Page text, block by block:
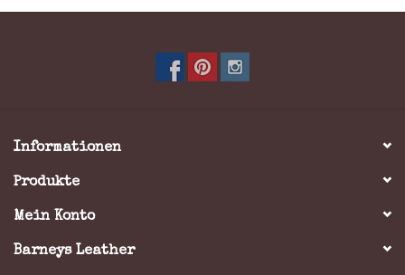
Position, die Größe (maximal 25 x 25 cm) sowie die
Informationen
Produkte
Mein Konto
Barneys Leather